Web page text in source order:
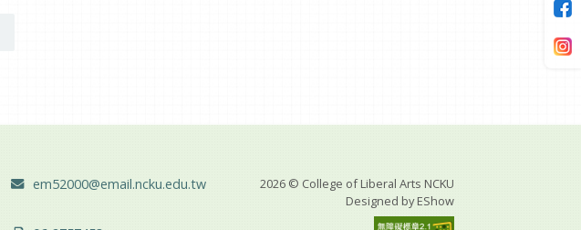
電子郵件 ：
em52000@email.ncku.edu.tw
2026 © College of Liberal Arts NCKU
Designed byEShow